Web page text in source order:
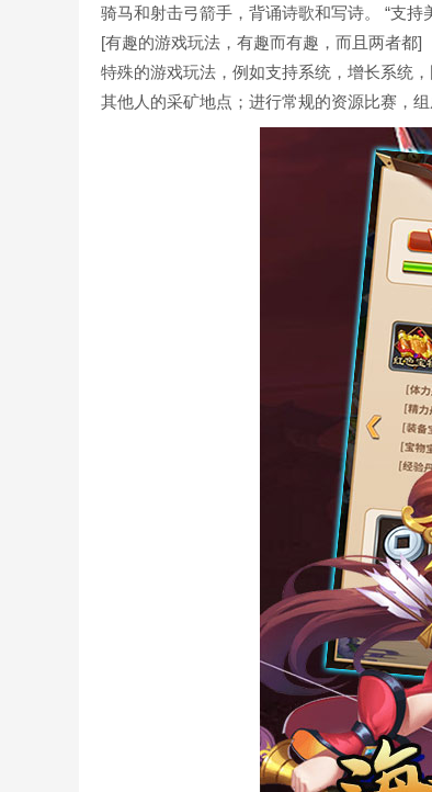
骑马和射击弓箭手，背诵诗歌和写诗。 “支持
[有趣的游戏玩法，有趣而有趣，而且两者都]
特殊的游戏玩法，例如支持系统，增长系统
其他人的采矿地点；进行常规的资源比赛，